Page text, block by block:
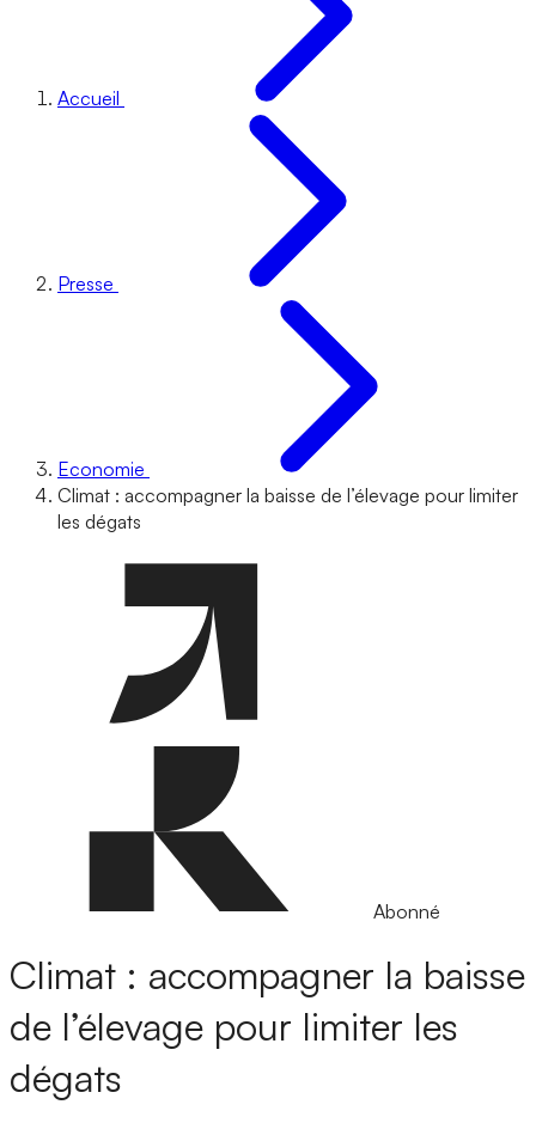
Accueil
Presse
Economie
Climat : accompagner la baisse de l’élevage pour limiter
les dégats
Abonné
Climat : accompagner la baisse
de l’élevage pour limiter les
dégats